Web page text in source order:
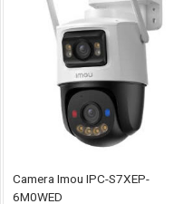
Camera Imou IPC-S7XEP-
6M0WED